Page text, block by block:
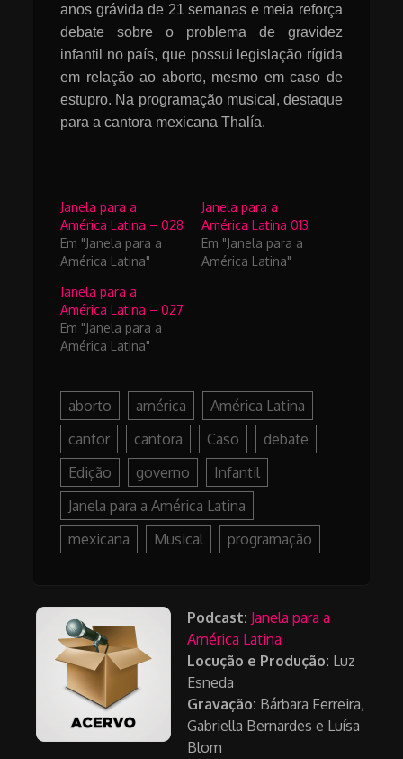
anos grávida de 21 semanas e meia reforça
debate sobre o problema de gravidez
infantil no país, que possui legislação rígida
em relação ao aborto, mesmo em caso de
estupro. Na programação musical, destaque
para a cantora mexicana Thalía.
Janela para a
América Latina – 028
Em "Janela para a
América Latina"
Janela para a
América Latina 013
Em "Janela para a
América Latina"
Janela para a
América Latina – 027
Em "Janela para a
América Latina"
aborto américa
América Latina
cantor
cantora Caso
debate
Edição
governo
Infantil
Janela para a América Latina
mexicana
Musical programação
Podcast: Janela para a
América Latina
Locução e Produção: Luz
Esneda
Gravação: Bárbara Ferreira,
Gabriella Bernardes e Luísa
Blom